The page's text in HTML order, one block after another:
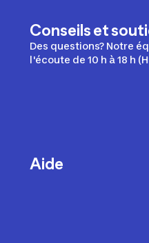
Conseils et
Des questions? Notre
l'écoute de 10 h à 18 h
Aide